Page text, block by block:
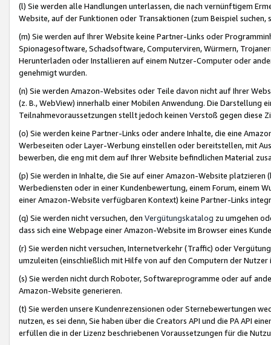
(l) Sie werden alle Handlungen unterlassen, die nach vernünftigem
Website, auf der Funktionen oder Transaktionen (zum Beispiel
(m) Sie werden auf Ihrer Website keine Partner-Links oder
Spionagesoftware, Schadsoftware, Computerviren, Würmern,
Herunterladen oder Installieren auf einem Nutzer-Computer oder
genehmigt wurden.
(n) Sie werden Amazon-Websites oder Teile davon nicht auf Ihrer
(z. B., WebView) innerhalb einer Mobilen Anwendung. Die Darstellung
Teilnahmevoraussetzungen stellt jedoch keinen Verstoß gegen diese
(o) Sie werden keine Partner-Links oder andere Inhalte, die eine
Werbeseiten oder Layer-Werbung einstellen oder bereitstellen, mit
bewerben, die eng mit dem auf Ihrer Website befindlichen Material
(p) Sie werden in Inhalte, die Sie auf einer Amazon-Website
Werbediensten oder in einer Kundenbewertung, einem Forum, einem
einer Amazon-Website verfügbaren Kontext) keine Partner-Links
(q) Sie werden nicht versuchen, den Vergütungskatalog zu umgehen
dass sich eine Webpage einer Amazon-Website im Browser eines
(r) Sie werden nicht versuchen, Internetverkehr (Traffic) oder
umzuleiten (einschließlich mit Hilfe von auf den Computern der
(s) Sie werden nicht durch Roboter, Softwareprogramme oder auf
Amazon-Website generieren.
(t) Sie werden unsere Kundenrezensionen oder Sternebewertungen
nutzen, es sei denn, Sie haben über die Creators API und die PA API
erfüllen die in der Lizenz beschriebenen Voraussetzungen für die